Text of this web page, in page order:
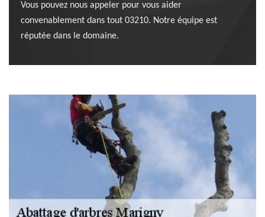
Vous pouvez nous appeler pour vous aider
convenablement dans tout 03210. Notre équipe est
réputée dans le domaine.